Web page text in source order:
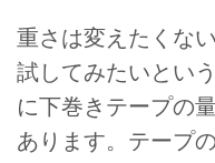
重さは変えたくな
試してみたいとい
に下巻きテープの
あります。テープ